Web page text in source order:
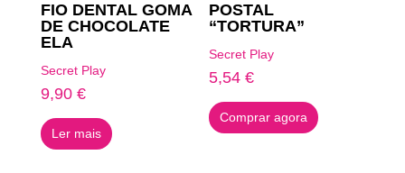
FIO DENTAL GOMA
DE CHOCOLATE
ELA
Secret Play
9,90 €
Ler mais
POSTAL
“TORTURA”
Secret Play
5,54€
Comprar agora